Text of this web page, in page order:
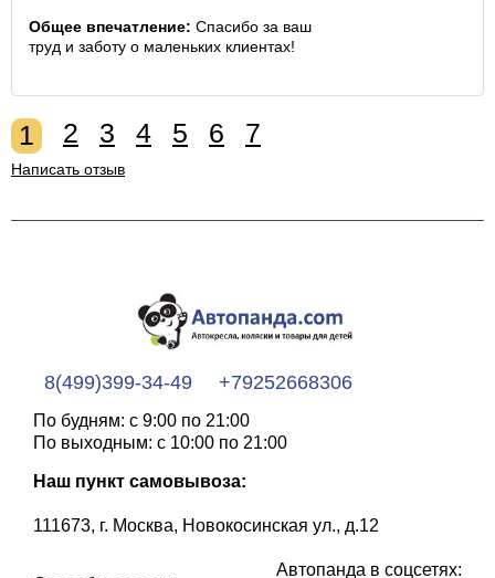
Общее впечатление: Спасибо за ваш
труд и заботу о маленьких клиентах!
1 2 3 4 5 6 7
Написать отзыв
8(499)399-34-49 +79252668306
По будням: с 9:00 по 21:00
По выходным: с 10:00 по 21:00
Наш пункт самовывоза:
111673, г. Москва, Новокосинская ул., д.12
Автопанда в соцсетях: